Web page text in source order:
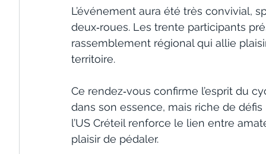
L’événement aura été très convivial,
deux‑roues. Les trente participants
rassemblement régional qui allie
territoire.
Ce rendez‑vous confirme l’esprit du
dans son essence, mais riche de
l’US Créteil renforce le lien entre
plaisir de pédaler.